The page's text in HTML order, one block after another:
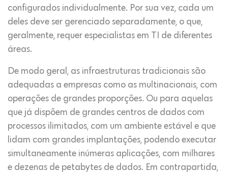
configurados individualmente. Por sua vez, cada um
deles deve ser gerenciado separadamente, o que,
geralmente, requer especialistas em TI de diferentes
áreas.
De modo geral, as infraestruturas tradicionais são
adequadas a empresas como as multinacionais, com
operações de grandes proporções. Ou para aquelas
que já dispõem de grandes centros de dados com
processos ilimitados, com um ambiente estável e que
lidam com grandes implantações, podendo executar
simultaneamente inúmeras aplicações, com milhares
e dezenas de petabytes de dados. Em contrapartida,